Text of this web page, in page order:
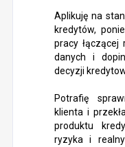
Aplikuję na
kredytów,
pracy
danych i
decyzji
Potrafię
klienta i
produktu
ryzyka i